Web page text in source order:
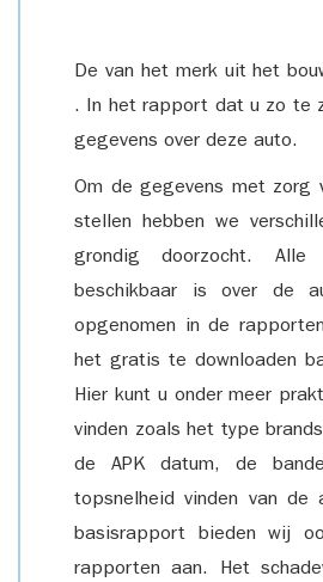
De van het merk uit het
. In het rapport dat u zo te
gegevens over deze auto.
Om de gegevens met zorg
stellen hebben we
grondig doorzocht. Alle
beschikbaar is over de
opgenomen in de
het gratis te downloaden
Hier kunt u onder meer
vinden zoals het type
de APK datum, de
topsnelheid vinden van de
basisrapport bieden wij
rapporten aan. Het